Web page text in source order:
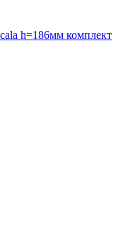
h=186мм комплект